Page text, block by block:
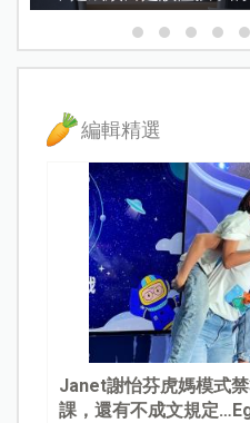
編輯精選
Janet謝怡芬虎媽模式
課，還有不成文規定